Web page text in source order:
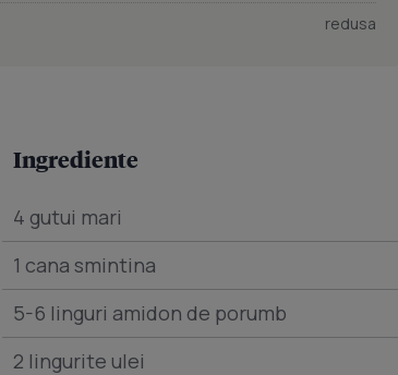
redusa
Ingrediente
4 gutui mari
1 cana smintina
5-6 linguri amidon de porumb
2 lingurite ulei